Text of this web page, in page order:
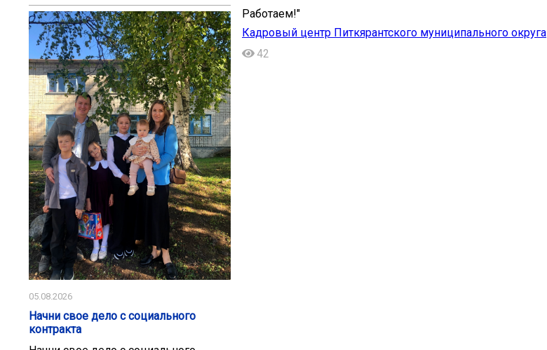
05.08.2026
Начни свое дело с социального
контракта
Работаем!"
Кадровый центр Питкярантского муниципального округа
42